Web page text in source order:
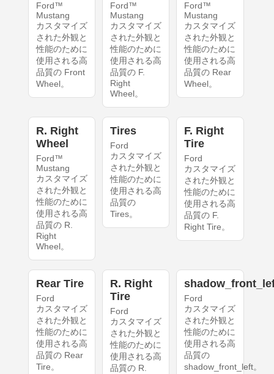
Ford™
Mustang
カスタマイズ
された外観と
性能のために
使用される高
品質の Front
Wheel。
Ford™
Mustang
カスタマイズ
された外観と
性能のために
使用される高
品質の F.
Right
Wheel。
Ford™
Mustang
カスタマイズ
された外観と
性能のために
使用される高
品質の Rear
Wheel。
R. Right
Wheel
Ford™
Mustang
カスタマイズ
された外観と
性能のために
使用される高
品質の R.
Right
Wheel。
Tires
Ford
カスタマイズ
された外観と
性能のために
使用される高
品質の
Tires。
F. Right
Tire
Ford
カスタマイズ
された外観と
性能のために
使用される高
品質の F.
Right Tire。
Rear Tire
Ford
カスタマイズ
された外観と
性能のために
使用される高
品質の Rear
Tire。
R. Right
Tire
Ford
カスタマイズ
された外観と
性能のために
使用される高
品質の R.
Ford
カスタマイズ
された外観と
性能のために
使用される高
品質の
shadow_front_left。